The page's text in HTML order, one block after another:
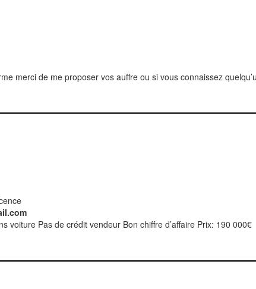
merci de me proposer vos auffre ou si vous connaissez
voiture Pas de crédit vendeur Bon chiffre d’affaire Prix: 190 000€